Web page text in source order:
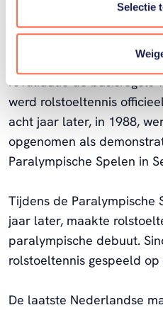
Selectie
Rolstoeltennis werd in
een dwarslaesie opliep.
revalidatie de basisregels
werd rolstoeltennis
acht jaar later, in 1988,
opgenomen als
Paralympische Spelen in
Tijdens de Paralympische
jaar later, maakte
paralympische debuut.
rolstoeltennis gespeeld
De laatste Nederlandse